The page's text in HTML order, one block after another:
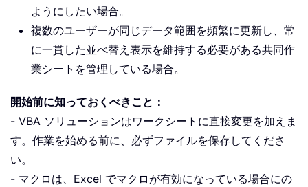
ようにしたい場合。
複数のユーザーが同じデータ範囲を頻繁に更新し、常
に一貫した並べ替え表示を維持する必要がある共同作
業シートを管理している場合。
開始前に知っておくべきこと：
- VBA ソリューションはワークシートに直接変更を加えま
す。作業を始める前に、必ずファイルを保存してくださ
い。
- マクロは、Excel でマクロが有効になっている場合にの